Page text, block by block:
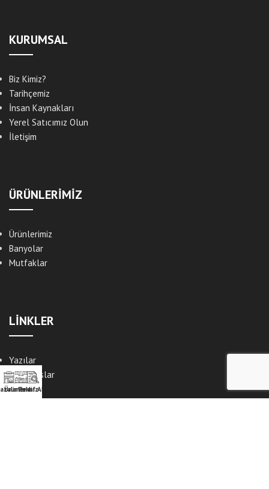
KURUMSAL
Biz Kimiz?
Tarihçemiz
İnsan Kaynakları
Yerel Satıcımız Olun
İletişim
ÜRÜNLERİMİZ
Ürünlerimiz
Banyolar
Mutfaklar
LİNKLER
Yazılar
Referanslar
Fuarlar
Ürünlerimiz
Teklif Alın